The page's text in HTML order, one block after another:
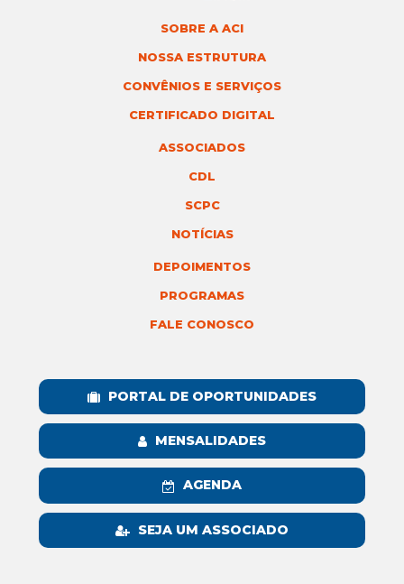
SOBRE A ACI
NOSSA ESTRUTURA
CONVÊNIOS E SERVIÇOS
CERTIFICADO DIGITAL
ASSOCIADOS
CDL
SCPC
NOTÍCIAS
DEPOIMENTOS
PROGRAMAS
FALE CONOSCO
PORTAL DE OPORTUNIDADES
MENSALIDADES
AGENDA
SEJA UM ASSOCIADO